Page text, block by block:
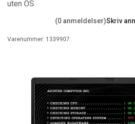
uten OS
(0 anmeldelser)Skriv
Varenummer: 1339907